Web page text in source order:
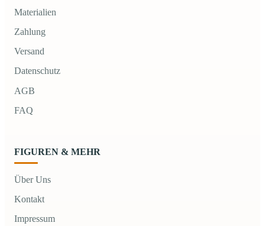
Materialien
Zahlung
Versand
Datenschutz
AGB
FAQ
FIGUREN & MEHR
Über Uns
Kontakt
Impressum